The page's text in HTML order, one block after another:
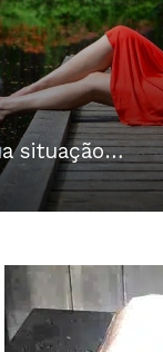
situação…